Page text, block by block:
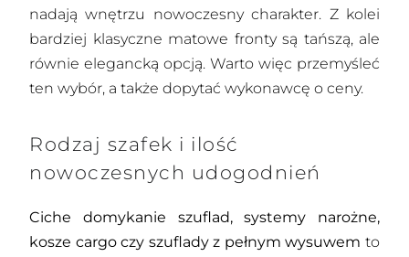
nadają wnętrzu nowoczesny charakter. Z kolei
bardziej klasyczne matowe fronty są tańszą, ale
równie elegancką opcją. Warto więc przemyśleć
ten wybór, a także dopytać wykonawcę o ceny.
Rodzaj szafek i ilość
nowoczesnych udogodnień
Ciche domykanie szuflad, systemy narożne,
kosze cargo czy szuflady z pełnym wysuwem to